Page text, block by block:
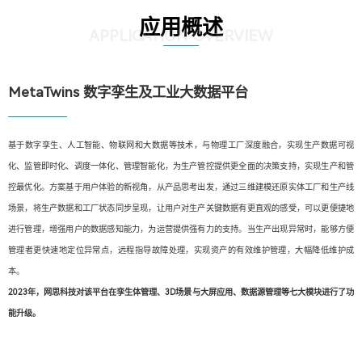
应用概述
APPLICATION OVERVIEW
MetaTwins 数字孪生及工业大数据平台
基于数字孪生、人工智能、物联网和大数据等技术，与物理工厂深度融合，实现生产数据可视
化、监管即时化、调度一体化、管理智能化，为生产管控提供更全面的决策支持，实现生产和管
控最优化。方案基于用户体验的新视角，从产品思考出发，通过三维建模还原实体工厂和生产线
场景，将生产数据和工厂状态同步呈现，让用户对生产关键数据有更直观的感受，可以更便捷地
进行管理，增强用户的数据感知能力，为运营提供强有力的支持。当生产出现异常时，能够方便
管理者更快速地定位异常点，远程指导故障处理，实现资产的有效维护管理，大幅降低维护成
本。
2023年，网思科技对该平台在孪生体管理、3D场景与大屏应用、数据源管理等七大模块进行了功
能升级。